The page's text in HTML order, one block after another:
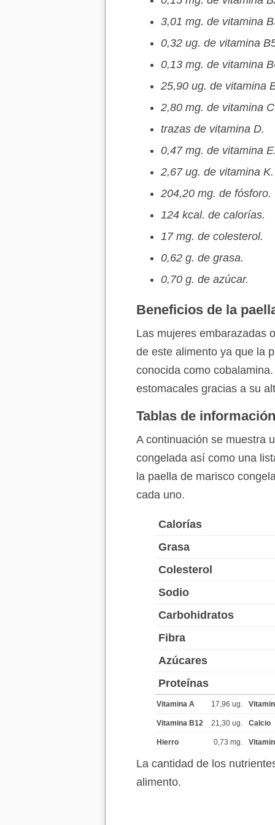
3,01 mg. de vitamina
0,32 ug. de vitamina
0,13 mg. de vitamina
25,90 ug. de vitamina
2,80 mg. de vitamina
trazas de vitamina D.
0,47 mg. de vitamina
2,67 ug. de vitamina K.
204,20 mg. de fósforo.
124 kcal. de calorías.
17 mg. de colesterol.
0,62 g. de grasa.
0,70 g. de azúcar.
Beneficios de la
Las mujeres embarazadas
de este alimento ya que la
conocida como
estomacales gracias a su
Tablas de
A continuación se muestra
congelada así como una
la paella de marisco
cada uno.
Calorías
Grasa
Colesterol
Sodio
Carbohidratos
Fibra
Azúcares
Proteínas
Vitamina A 17,96 ug.
Vitamina B12 21,30 ug. Calcio
Hierro 0,73 mg.
La cantidad de los
alimento.